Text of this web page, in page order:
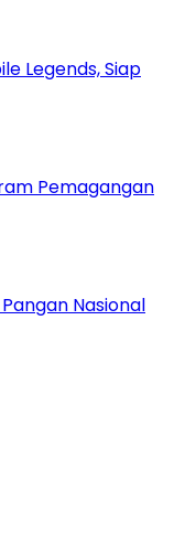
Legends, Siap
Pemagangan
Nasional